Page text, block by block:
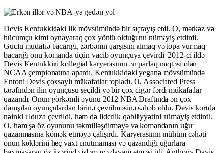
Devis Kentukkidəki ilk mövsümündə bir sıçrayış etdi. O, mərkəz və
hücumçu kimi oynayaraq çox yönlü olduğunu nümayiş etdirdi.
Güclü müdafiə bacarığı, zərbənin qarşısını almaq və topa vurmaq
bacarığı onu komanda üçün vacib oyunçuya çevirdi. 2012-ci ildə
Devis Kentukkini kollegial karyerasının ən parlaq nöqtəsi olan
NCAA çempionatına apardı. Kentukkidəki yeganə mövsümündə
Entoni Devis çoxsaylı mükafatlar topladı. O, Associated Press
tərəfindən ilin oyunçusu seçildi və bir çox digər fərdi mükafatlar
qazandı. Onun görkəmli oyunu 2012 NBA Draftında ən çox
danışılan oyunçulardan birinə çevrilməsinə səbəb oldu. Devis kortda
nəinki ulduza çevrildi, həm də liderlik qabiliyyətini nümayiş etdirdi.
O, həmişə öz oyununu təkmilləşdirməyə və komandanın uğur
qazanmasına kömək etməyə çalışırdı. Karyerasının mühüm cəhəti
onun köklərini heç vaxt unutmaması və qazandığı uğurlara